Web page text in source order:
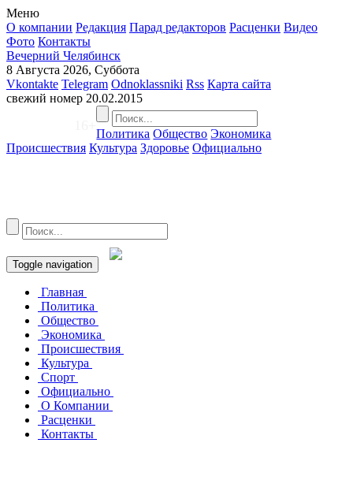
Меню
О компании Редакция Парад редакторов Расценки Видео
Фото Контакты
Вечерний Челябинск
8 Августа 2026, Суббота
Vkontakte Telegram Odnoklassniki Rss Карта сайта
свежий номер 20.02.2015
16+
Политика Общество Экономика
Происшествия Культура Здоровье Официально
Toggle navigation
Главная
Политика
Общество
Экономика
Происшествия
Культура
Спорт
Официально
О Компании
Расценки
Контакты